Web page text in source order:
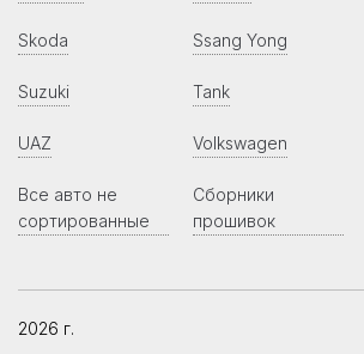
Skoda Ssang Yong
Suzuki Tank
UAZ Volkswagen
Все авто не
сортированные
Сборники
прошивок
2026 г.